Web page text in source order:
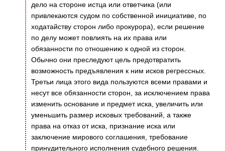
дело на стороне истца или ответчика (или
привлекаются судом по собственной инициативе, по
ходатайству сторон либо прокурора), если решение
по делу может повлиять на их права или
обязанности по отношению к одной из сторон.
Обычно они преследуют цель предотвратить
возможность предъявления к ним исков регрессных.
Третьи лица этого вида пользуются всеми правами и
несут все обязанности сторон, за исключением права
изменить основание и предмет иска, увеличить или
уменьшить размер исковых требований, а также
права на отказ от иска, признание иска или
заключение мирового соглашения, требование
принудительного исполнения судебного решения.